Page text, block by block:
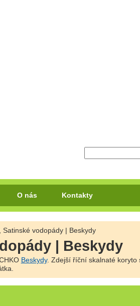
O nás Kontakty
Satinské vodopády | Beskydy
| Beskydy
Beskydy. Zdejší říční skalnaté koryto